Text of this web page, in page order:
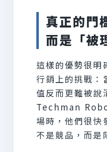
真正的門
而是「被
這樣的優勢很明
行銷上的挑戰：
值反而更難被說
Techman
場時，他們很快
不是競品，而是